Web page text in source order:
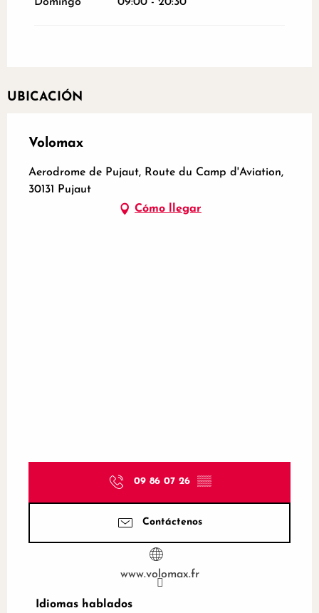
UBICACIÓN
Volomax
Aerodrome de Pujaut, Route du Camp d'Aviation,
30131 Pujaut
Cómo llegar
09 86 07 26 ▒▒
Contáctenos
www.volomax.fr
Idiomas hablados
Idiomas hablados